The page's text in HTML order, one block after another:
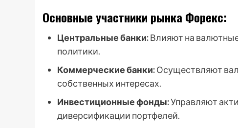
Основные участники рынка Форекс:
Центральные банки:Влияют на
политики.
Коммерческие банки:Осуществляют
собственных интересах.
Инвестиционные фонды:Управляют
диверсификации портфелей.